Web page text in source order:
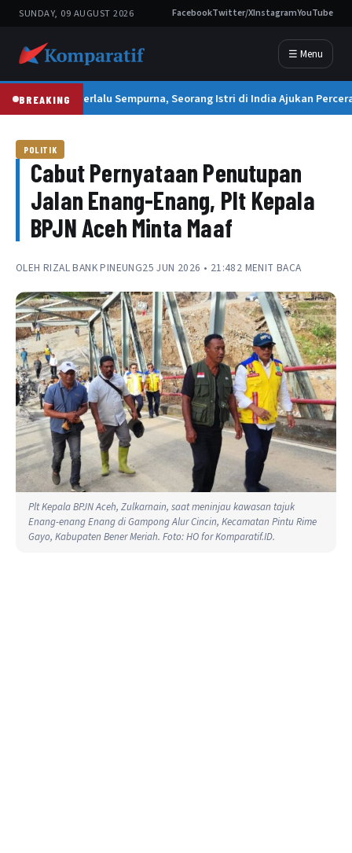
SUNDAY, 09 AUGUST 2026 FacebookTwitter/XInstagramYouTube
☰ Menu
BREAKING
Suami Terlalu Sempurna, Seorang Istri di India Ajukan
POLITIK
Cabut Pernyataan Penutupan
Jalan Enang-Enang, Plt Kepala
BPJN Aceh Minta Maaf
OLEH RIZAL BANK PINEUNG25 JUN 2026 • 21:482 MENIT BACA
Plt Kepala BPJN Aceh, Zulkarnain, saat meninjau kawasan tajuk
Enang-enang Enang di Gampong Alur Cincin, Kecamatan Pintu Rime
Gayo, Kabupaten Bener Meriah. Foto: HO for Komparatif.ID.